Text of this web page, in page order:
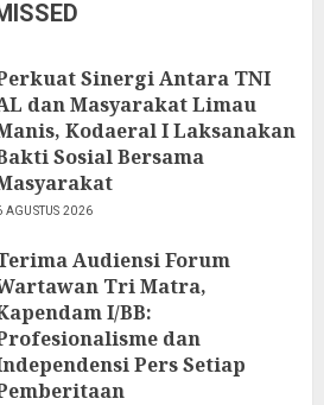
Sinergi Antara TNI
dan Masyarakat Limau
Kodaeral I Laksanakan
Sosial Bersama
AGUSTUS 2026
Audiensi Forum
Tri Matra,
I/BB:
dan
Pers Setiap